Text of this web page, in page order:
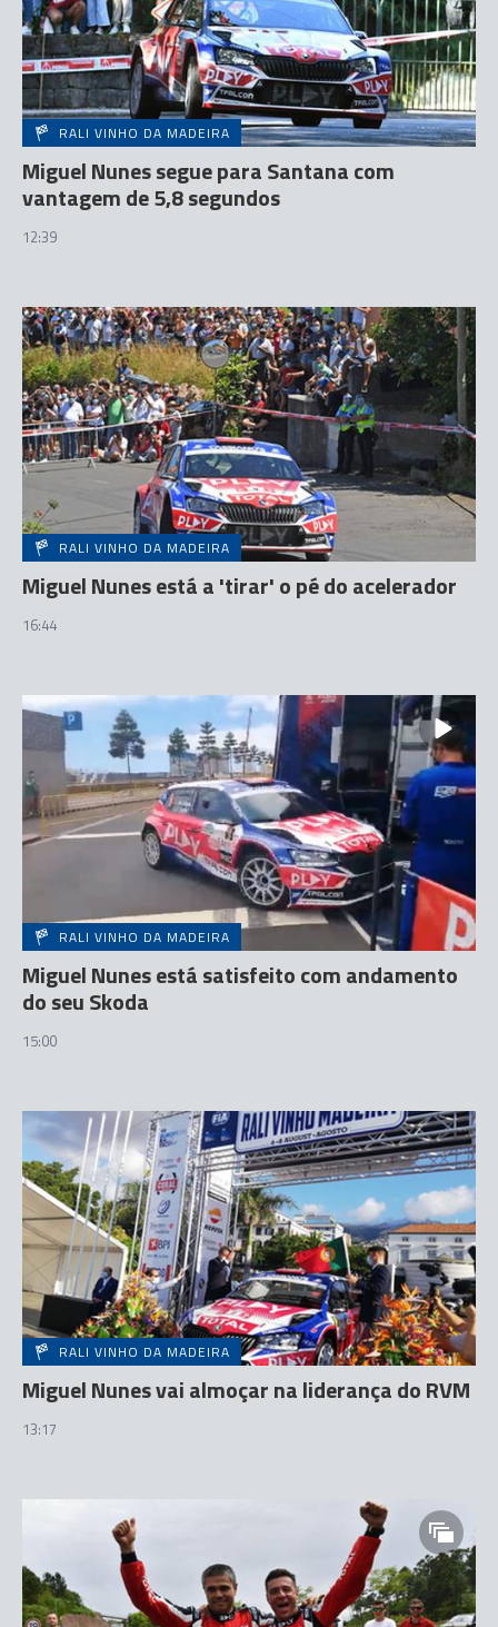
RALI VINHO DA MADEIRA
Miguel Nunes segue para Santana com
vantagem de 5,8 segundos
12:39
RALI VINHO DA MADEIRA
Miguel Nunes está a 'tirar' o pé do acelerador
16:44
RALI VINHO DA MADEIRA
Miguel Nunes está satisfeito com andamento
do seu Skoda
15:00
RALI VINHO DA MADEIRA
Miguel Nunes vai almoçar na liderança do RVM
13:17